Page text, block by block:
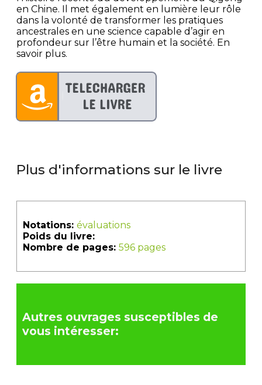
en Chine. Il met également en lumière leur rôle
dans la volonté de transformer les pratiques
ancestrales en une science capable d’agir en
profondeur sur l’être humain et la société. En
savoir plus.
Plus d'informations sur le livre
Notations: évaluations
Poids du livre:
Nombre de pages: 596 pages
Autres ouvrages susceptibles de
vous intéresser: